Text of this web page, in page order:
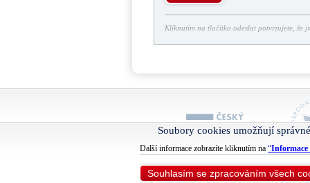
Kliknutím na tlačítko odeslat potvrzujete, že
Soubory cookies umožňují
Další informace zobrazíte kliknutím na “Informace
Souhlasím se zpracováním všech